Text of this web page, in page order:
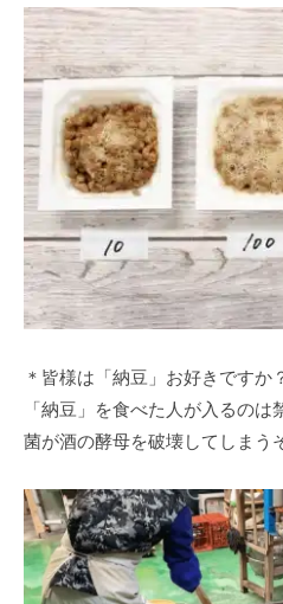
＊皆様は「納豆」お好きですか
「納豆」を食べた人が入るの
菌が酒の酵母を破壊してしまう